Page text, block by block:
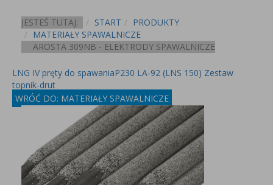
JESTEŚ TUTAJ: START
PRODUKTY
MATERIAŁY SPAWALNICZE
AROSTA 309NB - ELEKTRODY SPAWALNICZE
LNG IV pręty do spawaniaP230 LA-92 (LNS 150) Zestaw
topnik-drut
WRÓĆ DO: MATERIAŁY SPAWALNICZE